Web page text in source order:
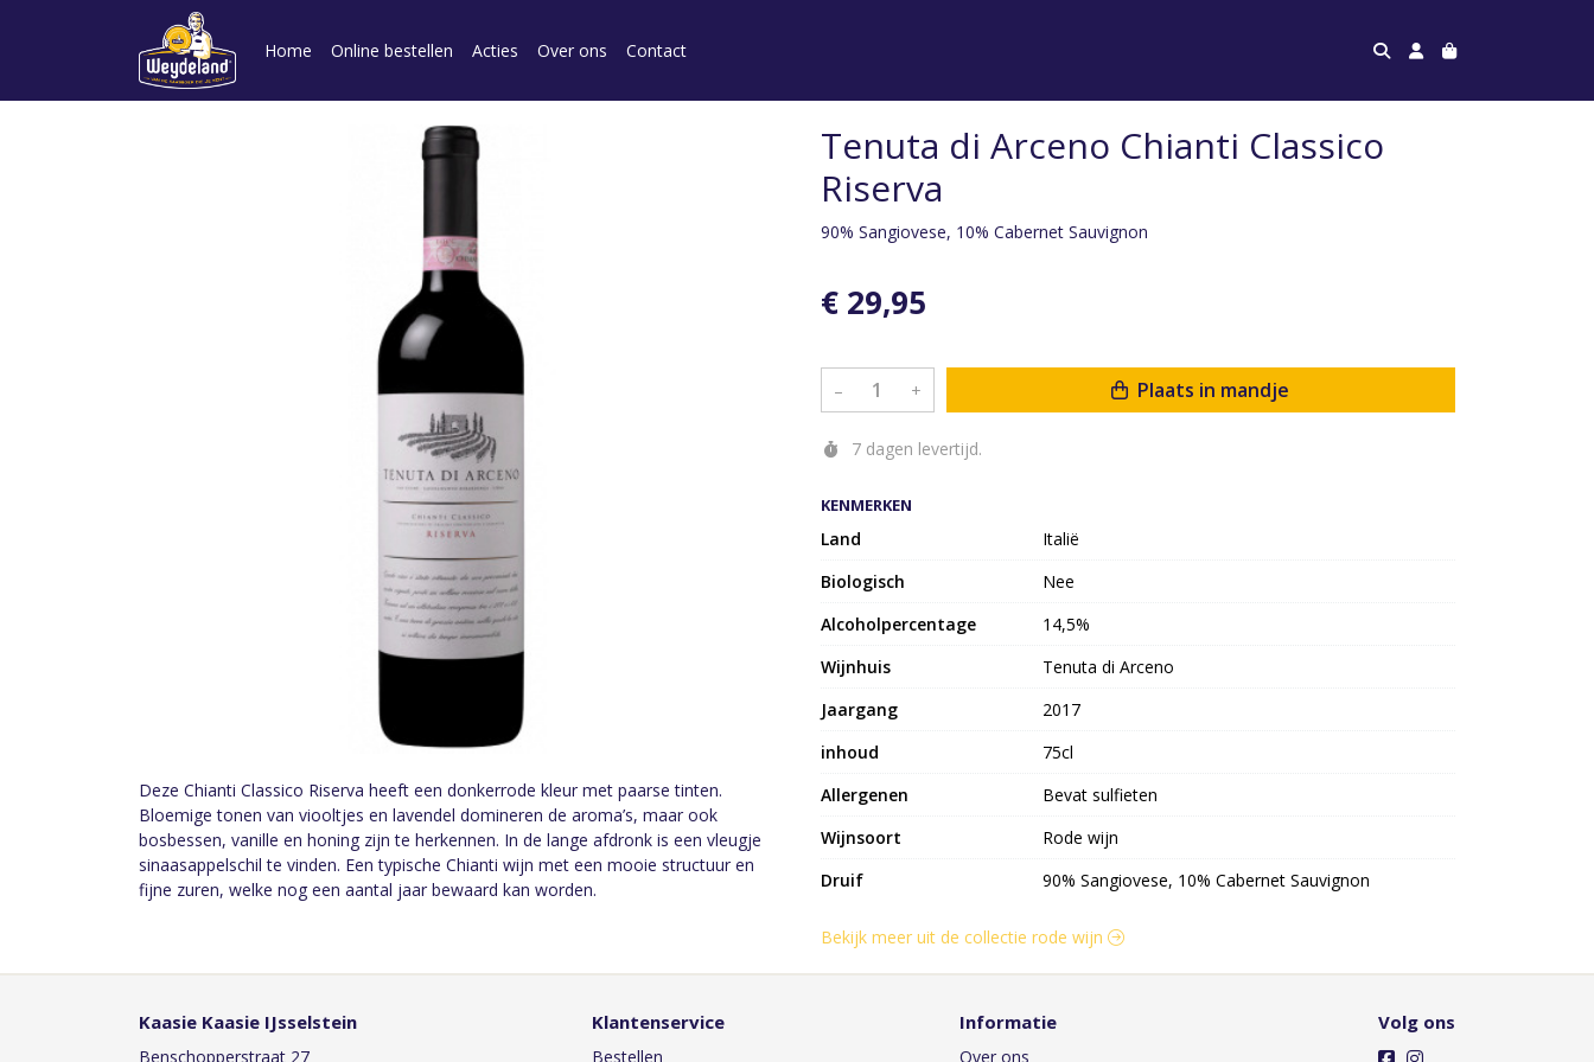
Home Online bestellen Acties Over ons Contact
Deze Chianti Classico Riserva heeft een donkerrode kleur met paarse tinten.
Bloemige tonen van viooltjes en lavendel domineren de aroma’s, maar ook
bosbessen, vanille en honing zijn te herkennen. In de lange afdronk is een vleugje
sinaasappelschil te vinden. Een typische Chianti wijn met een mooie structuur en
fijne zuren, welke nog een aantal jaar bewaard kan worden.
Tenuta di Arceno Chianti Classico
Riserva
90% Sangiovese, 10% Cabernet Sauvignon
€ 29,95
– + Plaats in mandje
7 dagen levertijd.
KENMERKEN
Land
Italië
Biologisch
Nee
Alcoholpercentage
14,5%
Wijnhuis
Tenuta di Arceno
Jaargang
2017
inhoud
75cl
Allergenen
Bevat sulfieten
Wijnsoort
Rode wijn
Druif
90% Sangiovese, 10% Cabernet Sauvignon
Bekijk meer uit de collectie rode wijn
Kaasie Kaasie IJsselstein
Benschopperstraat 27
Klantenservice
Bestellen
Informatie
Over ons
Volg ons